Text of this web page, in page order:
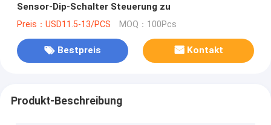
Sensor-Dip-Schalter Steuerung zu
Preis：USD11.5-13/PCS MOQ：100Pcs
Bestpreis Kontakt
Produkt-Beschreibung